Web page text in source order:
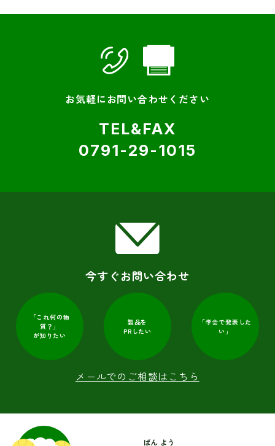
お気軽にお問い合わせください
TEL&FAX
0791-29-1015
今すぐお問い合わせ
「これ何の物
質？」
が知りたい
製品を
PRしたい
「学会で発表した
い」
メールでのご相談はこちら